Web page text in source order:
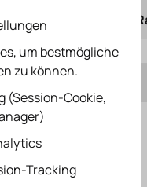
ab 500 € 1% Online-
um bestmögliche
zu können.
(Session-Cookie,
Tracking